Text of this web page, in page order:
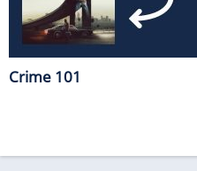
Crime 101